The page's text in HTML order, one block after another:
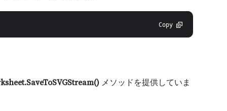
Copy
メソッドを提供していま